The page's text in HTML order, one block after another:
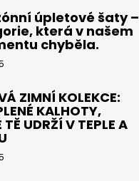
úpletové šaty –
která v našem
chyběla.
ZIMNÍ KOLEKCE:
KALHOTY,
TĚ UDRŽÍ V TEPLE A